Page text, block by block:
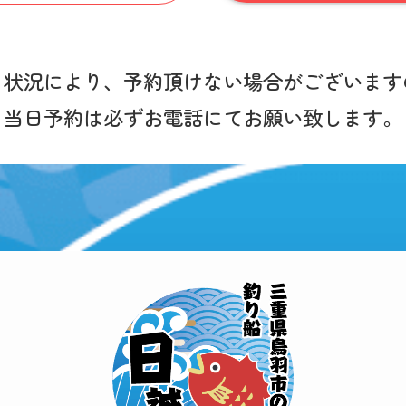
況により、予約頂けない場合がございま
当日予約は必ずお電話にてお願い致します。